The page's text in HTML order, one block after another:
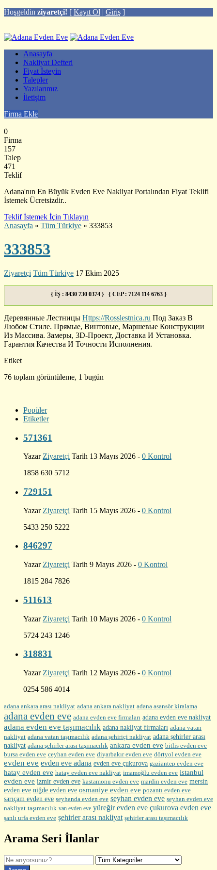
Hoşgeldin ziyaretçi! [ Kayıt Ol | Giriş ]
Anasayfa
Nakliyat Defteri
Fiyat İsteyin
Talepler
Yazılarımız
İletişim
Firma Ekle
0
Firma
157
Talep
471
Teklif
Adana'nın En Büyük Evden Eve Nakliyat Portalından Fiyat Teklifi
İstemek Ücretsizdir..
Teklif İstemek İçin Tıklayın
Anasayfa » Tüm Türkiye » 333853
333853
Ziyaretçi Tüm Türkiye 17 Ekim 2025
{ İŞ : 8430 730 0374 } { CEP : 7124 114 6763 }
Деревянные Лестницы Https://Rosslestnica.ru Под Заказ В
Любом Стиле. Прямые, Винтовые, Маршевые Конструкции
Из Массива. Замеры, 3D-Проект, Доставка И Установка.
Гарантия Качества И Точности Исполнения.
Etiket
76 toplam görüntüleme, 1 bugün
Popüler
Etiketler
571361
Yazar Ziyaretçi Tarih 13 Mayıs 2026 - 0 Kontrol
1858 630 5712
729151
Yazar Ziyaretçi Tarih 15 Mayıs 2026 - 0 Kontrol
5433 250 5222
846297
Yazar Ziyaretçi Tarih 9 Mayıs 2026 - 0 Kontrol
1815 284 7826
511613
Yazar Ziyaretçi Tarih 10 Mayıs 2026 - 0 Kontrol
5724 243 1246
318831
Yazar Ziyaretçi Tarih 12 Mayıs 2026 - 0 Kontrol
0254 586 4014
adana ankara arası nakliyat adana ankara nakliyat adana asansör kiralama
adana evden eve adana evden eve firmaları adana evden eve nakliyat
adana evden eve taşımacılık adana nakliyat firmaları adana vatan
nakliyat adana vatan taşımacılık adana şehiriçi nakliyat adana şehirler arası
nakliyat adana şehirler arası taşımacılık ankara evden eve bitlis evden eve
bursa evden eve ceyhan evden eve diyarbakır evden eve dörtyol evden eve
evden eve evden eve adana evden eve çukurova gaziantep evden eve
hatay evden eve hatay evden eve nakliyat imamoğlu evden eve istanbul
evden eve izmir evden eve kastamonu evden eve mardin evden eve mersin
evden eve niğde evden eve osmaniye evden eve pozantı evden eve
sarıçam evden eve seyhanda evden eve seyhan evden eve seyhan evden eve
nakliyat taşımacılık van evden eve yüreğir evden eve çukurova evden eve
şanlı urfa evden eve şehirler arası nakliyat şehirler arası taşımacılık
Arama Seri İlanlar